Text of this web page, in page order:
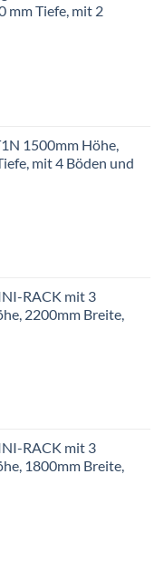
mm Tiefe, mit 2
1500mm Höhe,
mit 4 Böden und
RACK mit 3
2200mm Breite,
RACK mit 3
1800mm Breite,